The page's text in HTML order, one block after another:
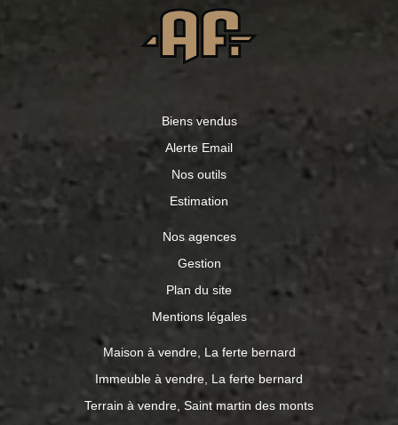
Biens vendus
Alerte Email
Nos outils
Estimation
Nos agences
Gestion
Plan du site
Mentions légales
Maison à vendre, La ferte bernard
Immeuble à vendre, La ferte bernard
Terrain à vendre, Saint martin des monts